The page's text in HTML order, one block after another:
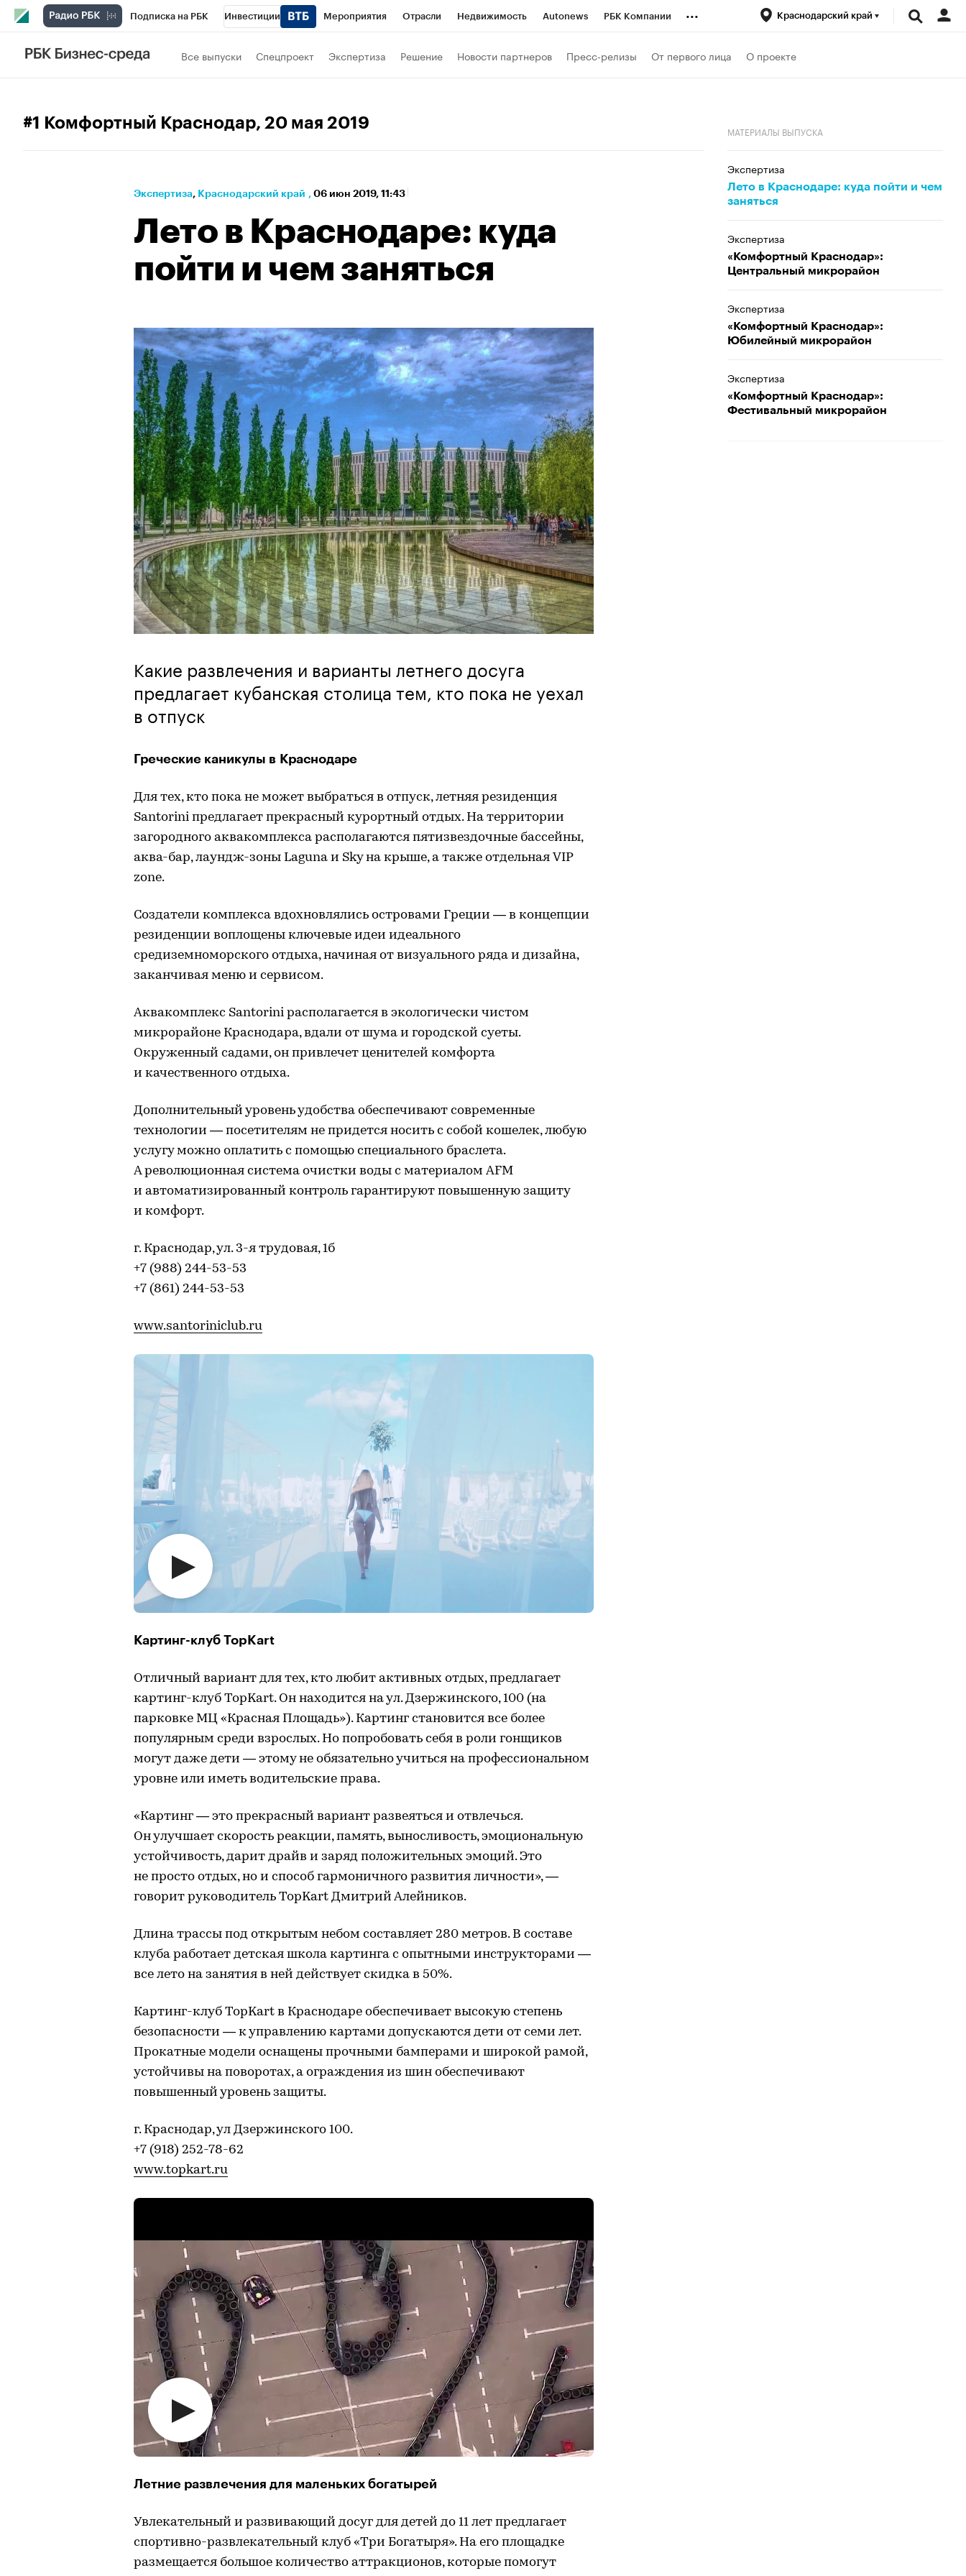
Подписка на РБК Инвестиции Мероприятия Отрасли Недвижимость Autonews РБК Компании
Телеканал
Исследования
... Краснодарский край
Все выпуски Спецпроект Экспертиза Решение Новости партнеров Пресс-релизы От первого лица О проекте
#1 Комфортный Краснодар, 20 мая 2019
Экспертиза⁠, Краснодарский край , 06 июн 2019, 11:43
Лето в Краснодаре: куда
пойти и чем заняться
Какие развлечения и варианты летнего досуга
предлагает кубанская столица тем, кто пока не уехал
в отпуск
Греческие каникулы в Краснодаре
Для тех, кто пока не может выбраться в отпуск, летняя резиденция
Santorini предлагает прекрасный курортный отдых. На территории
загородного аквакомплекса располагаются пятизвездочные бассейны,
аква-бар, лаундж-зоны Laguna и Sky на крыше, а также отдельная VIP
zone.
Создатели комплекса вдохновлялись островами Греции — в концепции
резиденции воплощены ключевые идеи идеального
средиземноморского отдыха, начиная от визуального ряда и дизайна,
заканчивая меню и сервисом.
Аквакомплекс Santorini располагается в экологически чистом
микрорайоне Краснодара, вдали от шума и городской суеты.
Окруженный садами, он привлечет ценителей комфорта
и качественного отдыха.
Дополнительный уровень удобства обеспечивают современные
технологии — посетителям не придется носить с собой кошелек, любую
услугу можно оплатить с помощью специального браслета.
А революционная система очистки воды с материалом AFM
и автоматизированный контроль гарантируют повышенную защиту
и комфорт.
г. Краснодар, ул. 3-я трудовая, 1б
+7 (988) 244-53-53
+7 (861) 244-53-53
www.santoriniclub.ru
Картинг-клуб TopKart
Отличный вариант для тех, кто любит активных отдых, предлагает
картинг-клуб TopKart. Он находится на ул. Дзержинского, 100 (на
парковке МЦ «Красная Площадь»). Картинг становится все более
популярным среди взрослых. Но попробовать себя в роли гонщиков
могут даже дети — этому не обязательно учиться на профессиональном
уровне или иметь водительские права.
«Картинг — это прекрасный вариант развеяться и отвлечься.
Он улучшает скорость реакции, память, выносливость, эмоциональную
устойчивость, дарит драйв и заряд положительных эмоций. Это
не просто отдых, но и способ гармоничного развития личности», —
говорит руководитель TopKart Дмитрий Алейников.
Длина трассы под открытым небом составляет 280 метров. В составе
клуба работает детская школа картинга с опытными инструкторами —
все лето на занятия в ней действует скидка в 50%.
Картинг-клуб TopKart в Краснодаре обеспечивает высокую степень
безопасности — к управлению картами допускаются дети от семи лет.
Прокатные модели оснащены прочными бамперами и широкой рамой,
устойчивы на поворотах, а ограждения из шин обеспечивают
повышенный уровень защиты.
г. Краснодар, ул Дзержинского 100.
+7 (918) 252-78-62
www.topkart.ru
Летние развлечения для маленьких богатырей
Увлекательный и развивающий досуг для детей до 11 лет предлагает
спортивно-развлекательный клуб «Три Богатыря». На его площадке
размещается большое количество аттракционов, которые помогут
МАТЕРИАЛЫ ВЫПУСКА
Экспертиза
Лето в Краснодаре: куда пойти и чем
заняться
Экспертиза
«Комфортный Краснодар»:
Центральный микрорайон
Экспертиза
«Комфортный Краснодар»:
Юбилейный микрорайон
Экспертиза
«Комфортный Краснодар»:
Фестивальный микрорайон